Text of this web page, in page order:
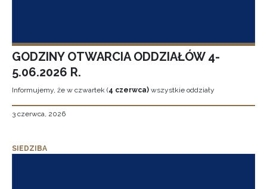
GODZINY OTWARCIA ODDZIAŁÓW 4-
5.06.2026 R.
Informujemy, że w czwartek (4 czerwca) wszystkie oddziały
3 czerwca, 2026
SIEDZIBA